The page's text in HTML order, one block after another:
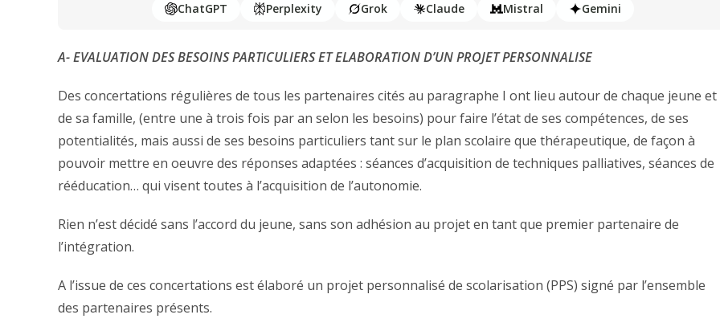
ChatGPT
Perplexity Grok Claude Mistral Gemini
A- EVALUATION DES BESOINS PARTICULIERS ET ELABORATION D’UN PROJET PERSONNALISE
Des concertations régulières de tous les partenaires cités au paragraphe I ont lieu autour de chaque jeune et
de sa famille, (entre une à trois fois par an selon les besoins) pour faire l’état de ses compétences, de ses
potentialités, mais aussi de ses besoins particuliers tant sur le plan scolaire que thérapeutique, de façon à
pouvoir mettre en oeuvre des réponses adaptées : séances d’acquisition de techniques palliatives, séances de
rééducation… qui visent toutes à l’acquisition de l’autonomie.
Rien n’est décidé sans l’accord du jeune, sans son adhésion au projet en tant que premier partenaire de
l’intégration.
A l’issue de ces concertations est élaboré un projet personnalisé de scolarisation (PPS) signé par l’ensemble
des partenaires présents.